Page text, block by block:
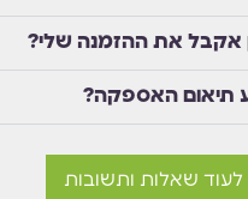
אקבל את ההזמנה שלי?
תיאום האספקה?
לעוד שאלות ותשובות